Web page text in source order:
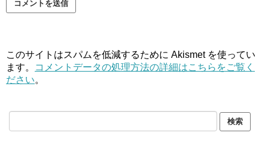
このサイトはスパムを低減するために Akismet を使ってい
ます。
コメントデータの処理方法の詳細はこちらをご覧く
ださい。